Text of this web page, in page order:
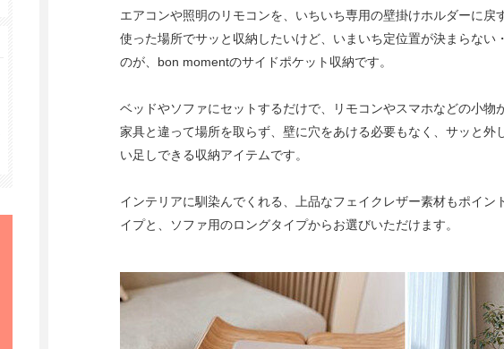
エアコンや照明のリモコンを、いちいち専用の壁掛けホルダーに戻
使った場所でサッと収納したいけど、いまいち定位置が決まらない
のが、bon momentのサイドポケット収納です。
ベッドやソファにセットするだけで、リモコンやスマホなどの小物
家具と違って場所を取らず、壁に穴をあける必要もなく、サッと外
い足しできる収納アイテムです。
インテリアに馴染んでくれる、上品なフェイクレザー素材もポイン
イプと、ソファ用のロングタイプからお選びいただけます。